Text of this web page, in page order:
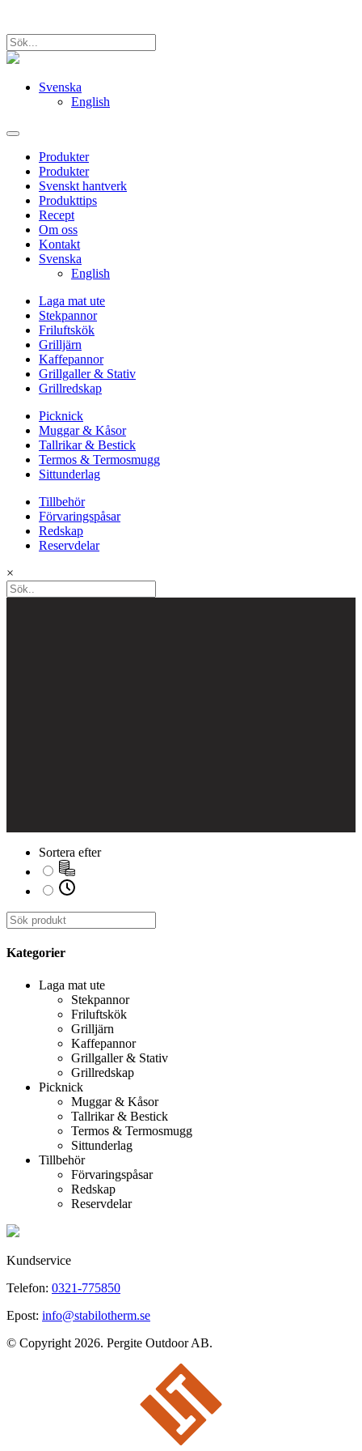
Svenska
English
Produkter
Produkter
Svenskt hantverk
Produkttips
Recept
Om oss
Kontakt
Svenska
English
Laga mat ute
Stekpannor
Friluftskök
Grilljärn
Kaffepannor
Grillgaller & Stativ
Grillredskap
Picknick
Muggar & Kåsor
Tallrikar & Bestick
Termos & Termosmugg
Sittunderlag
Tillbehör
Förvaringspåsar
Redskap
Reservdelar
×
Sortera efter
Kategorier
Laga mat ute
Stekpannor
Friluftskök
Grilljärn
Kaffepannor
Grillgaller & Stativ
Grillredskap
Picknick
Muggar & Kåsor
Tallrikar & Bestick
Termos & Termosmugg
Sittunderlag
Tillbehör
Förvaringspåsar
Redskap
Reservdelar
Kundservice
Telefon: 0321-775850
Epost: info@stabilotherm.se
© Copyright 2026. Pergite Outdoor AB.